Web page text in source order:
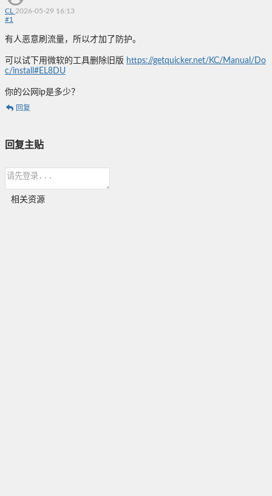
CL 2026-05-29 16:13
#1
有人恶意刷流量，所以才加了防护。
可以试下用微软的工具删除旧版 https://getquicker.net/KC/Manual/Do
c/install#EL8DU
你的公网ip是多少？
回复
回复主贴
相关资源